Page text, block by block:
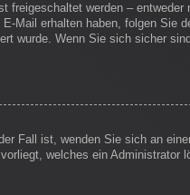
freigeschaltet werden –
Mail erhalten haben, folgen Sie
wurde. Wenn Sie sich sicher
Fall ist, wenden Sie sich an
welches ein Administrator